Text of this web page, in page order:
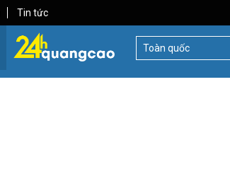
Tin tức